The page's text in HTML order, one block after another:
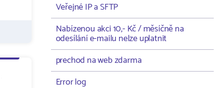
Veřejné IP a SFTP
Nabízenou akci 10,- Kč / měsíčně na
odesílání e-mailu nelze uplatnit
prechod na web zdarma
Error log